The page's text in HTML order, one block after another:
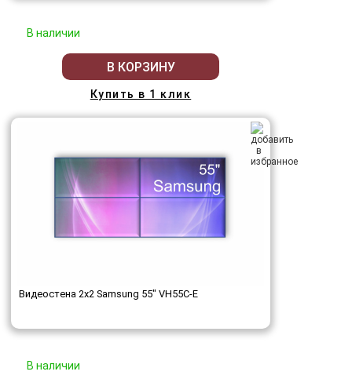
В наличии
В КОРЗИНУ
Купить в 1 клик
Видеостена 2x2 Samsung 55" VH55C-E
В наличии